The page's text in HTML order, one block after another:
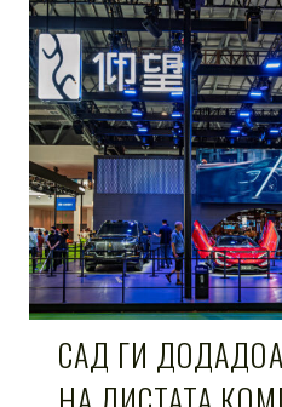
САД ГИ ДОДАДОА